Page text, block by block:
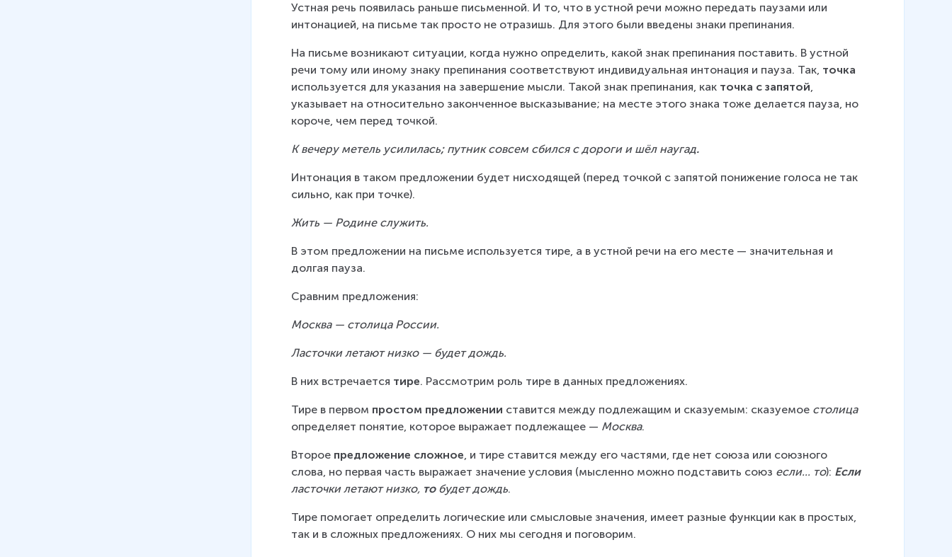
Устная речь появилась раньше письменной. И то, что в устной речи можно передать паузами или
интонацией, на письме так просто не отразишь. Для этого были введены знаки препинания.
На письме возникают ситуации, когда нужно определить, какой знак препинания поставить. В устной
речи тому или иному знаку препинания соответствуют индивидуальная интонация и пауза. Так, точка
используется для указания на завершение мысли. Такой знак препинания, как точка с запятой,
указывает на относительно законченное высказывание; на месте этого знака тоже делается пауза, но
короче, чем перед точкой.
К вечеру метель усилилась; путник совсем сбился с дороги и шёл наугад.
Интонация в таком предложении будет нисходящей (перед точкой с запятой понижение голоса не так
сильно, как при точке).
Жить — Родине служить.
В этом предложении на письме используется тире, а в устной речи на его месте — значительная и
долгая пауза.
Сравним предложения:
Москва — столица России.
Ласточки летают низко — будет дождь.
В них встречается тире. Рассмотрим роль тире в данных предложениях.
Тире в первом простом предложении ставится между подлежащим и сказуемым: сказуемое столица
определяет понятие, которое выражает подлежащее — Москва.
Второе предложение сложное, и тире ставится между его частями, где нет союза или союзного
слова, но первая часть выражает значение условия (мысленно можно подставить союз если... то): Если
ласточки летают низко, то будет дождь.
Тире помогает определить логические или смысловые значения, имеет разные функции как в простых,
так и в сложных предложениях. О них мы сегодня и поговорим.